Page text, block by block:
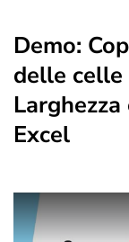
Demo:
delle celle
Excel